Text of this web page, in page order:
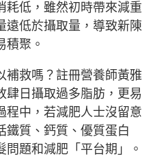
耗低，雖然初時帶來減重
遠低於攝取量，導致新陳
積聚。
補救嗎？註冊營養師黃雅
肆日攝取過多脂肪，更易
程中，若減肥人士沒留意
鐵質、鈣質、優質蛋白
題和減肥「平台期」。